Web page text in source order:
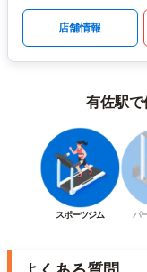
店舗情報
有佐駅
スポーツジム パ